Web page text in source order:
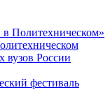
Политехническом»
вузов России
фестиваль